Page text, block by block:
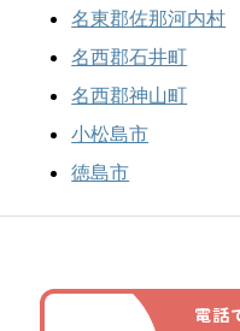
名東郡佐那河内村
名西郡石井町
名西郡神山町
小松島市
徳島市
電話